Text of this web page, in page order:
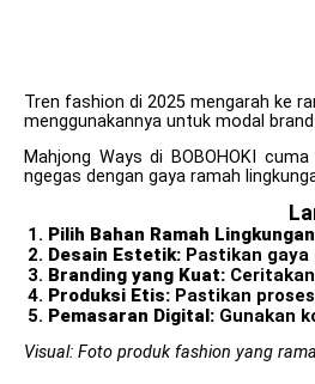
Tren fashion di 2025 mengarah ke
menggunakannya untuk modal
Mahjong Ways di BOBOHOKI
ngegas dengan gaya ramah
Pilih Bahan Ramah
Desain Estetik: Pastikan
Branding yang Kuat:
Produksi Etis: Pastikan
Pemasaran Digital: Gunakan
Visual: Foto produk fashion yang